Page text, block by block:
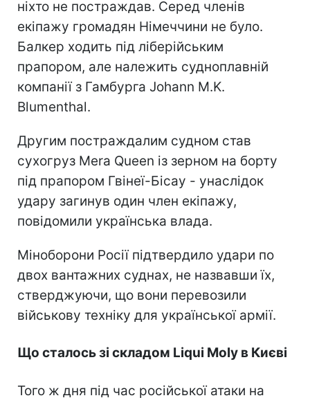
ніхто не постраждав. Серед членів
екіпажу громадян Німеччини не було.
Балкер ходить під ліберійським
прапором, але належить судноплавній
компанії з Гамбурга Johann M.K.
Blumenthal.
Другим постраждалим судном став
сухогруз Mera Queen із зерном на борту
під прапором Гвінеї-Бісау - унаслідок
удару загинув один член екіпажу,
повідомили українська влада.
Міноборони Росії підтвердило удари по
двох вантажних суднах, не назвавши їх,
стверджуючи, що вони перевозили
військову техніку для української армії.
Що сталось зі складом Liqui Moly в Києві
Того ж дня під час російської атаки на